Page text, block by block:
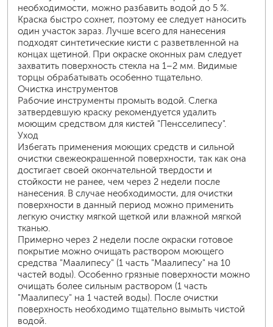
необходимости, можно разбавить водой до 5 %.
Краска быстро сохнет, поэтому ее следует наносить
один участок зараз. Лучше всего для нанесения
подходят синтетические кисти с разветвленной на
концах щетиной. При окраске оконных рам следует
захватить поверхность стекла на 1–2 мм. Видимые
торцы обрабатывать особенно тщательно.
Очистка инструментов
Рабочие инструменты промыть водой. Слегка
затвердевшую краску рекомендуется удалить
моющим средством для кистей "Пенсселипесу".
Уход
Избегать применения моющих средств и сильной
очистки свежеокрашенной поверхности, так как она
достигает своей окончательной твердости и
стойкости не ранее, чем через 2 недели после
нанесения. В случае необходимости, для очистки
поверхности в данный период можно применить
легкую очистку мягкой щеткой или влажной мягкой
тканью.
Примерно через 2 недели после окраски готовое
покрытие можно очищать раствором моющего
средства "Маалипесу" (1 часть "Маалипесу" на 10
частей воды). Особенно грязные поверхности можно
очищать более сильным раствором (1 часть
"Маалипесу" на 1 частей воды). После очистки
поверхность необходимо тщательно вымыть чистой
водой.